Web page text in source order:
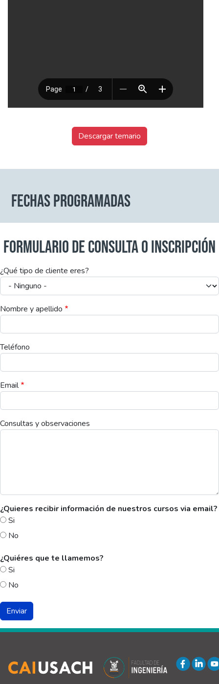
Descargar temario
FECHAS PROGRAMADAS
FORMULARIO DE CONSULTA O INSCRIPCIÓN
¿Qué tipo de cliente eres?
Nombre y apellido
Teléfono
Email
Consultas y observaciones
¿Quieres recibir información de nuestros cursos via email?
Si
No
¿Quiéres que te llamemos?
Si
No